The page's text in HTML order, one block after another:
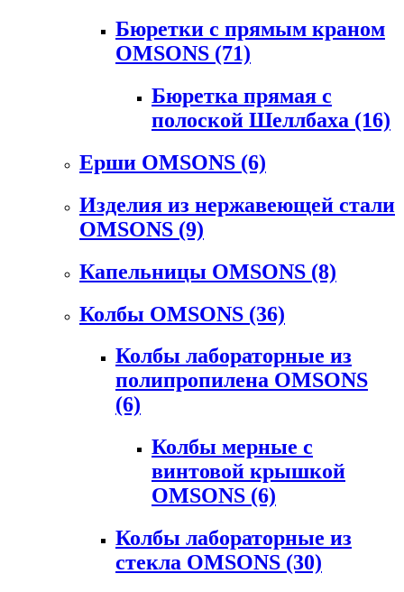
Бюретки с прямым краном
OMSONS (71)
Бюретка прямая с
полоской Шеллбаха (16)
Ерши OMSONS (6)
Изделия из нержавеющей стали
OMSONS (9)
Капельницы OMSONS (8)
Колбы OMSONS (36)
Колбы лабораторные из
полипропилена OMSONS
(6)
Колбы мерные с
винтовой крышкой
OMSONS (6)
Колбы лабораторные из
стекла OMSONS (30)